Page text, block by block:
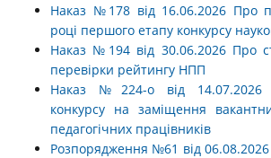
Наказ №178 від 16.06.2026 Про
році першого етапу конкурсу
Наказ №194 від 30.06.2026 Про
перевірки рейтингу НПП
Наказ №224-о від 14.07.2026
конкурсу на заміщення
педагогічних працівників
Розпорядження №61 від